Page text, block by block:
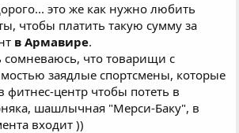
это же как нужно любить
чтобы платить такую сумму за
в Армавире.
сомневаюсь, что товарищи с
заядлые спортсмены, которые
фитнес-центр чтобы потеть в
шашлычная "Мерси-Баку", в
входит ))